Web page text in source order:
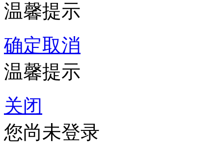
温馨提示
确定取消
温馨提示
关闭
您尚未登录